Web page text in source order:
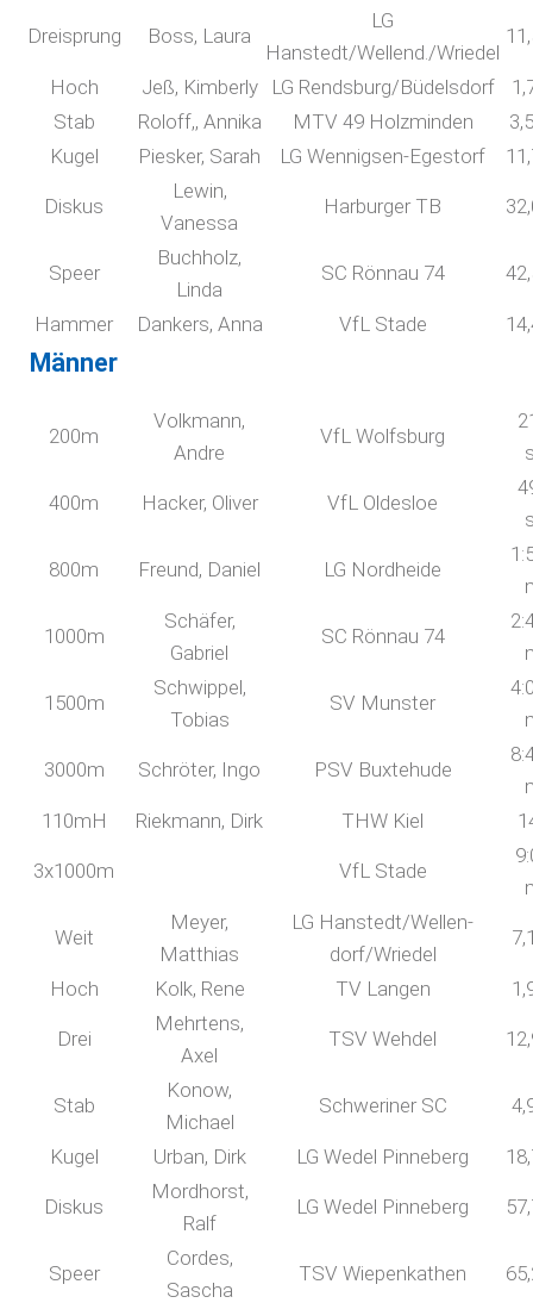
Dreisprung Boss, Laura
LG
Hanstedt/Wellend./Wriedel
Hoch Jeß, Kimberly LG Rendsburg/Büdelsdorf
Stab
Roloff,, Annika MTV 49 Holzminden
Kugel
Piesker, Sarah LG Wennigsen-Egestorf
Diskus
Lewin,
Vanessa
Harburger TB
Speer
Buchholz,
Linda
SC Rönnau 74
Hammer Dankers, Anna VfL Stade
Männer
200m
Volkmann,
Andre
VfL Wolfsburg
400m Hacker, Oliver VfL Oldesloe
800m Freund, Daniel LG Nordheide
1000m
Schäfer,
Gabriel
SC Rönnau 74
1500m
Schwippel,
Tobias
SV Munster
3000m Schröter, Ingo PSV Buxtehude
110mH
Riekmann, Dirk THW Kiel
3x1000m VfL Stade
Weit
Meyer,
Matthias
LG Hanstedt/Wellen-
dorf/Wriedel
Hoch Kolk, Rene TV Langen
Drei
Mehrtens,
Axel
TSV Wehdel
Stab
Konow,
Michael
Schweriner SC
Kugel Urban, Dirk LG Wedel Pinneberg
Diskus
Mordhorst,
Ralf
LG Wedel Pinneberg
Speer
Cordes,
Sascha
TSV Wiepenkathen